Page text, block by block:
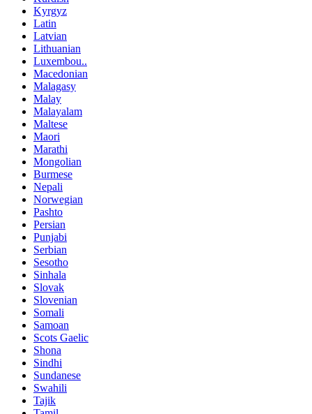
Kyrgyz
Latin
Latvian
Lithuanian
Luxembou..
Macedonian
Malagasy
Malay
Malayalam
Maltese
Maori
Marathi
Mongolian
Burmese
Nepali
Norwegian
Pashto
Persian
Punjabi
Serbian
Sesotho
Sinhala
Slovak
Slovenian
Somali
Samoan
Scots Gaelic
Shona
Sindhi
Sundanese
Swahili
Tajik